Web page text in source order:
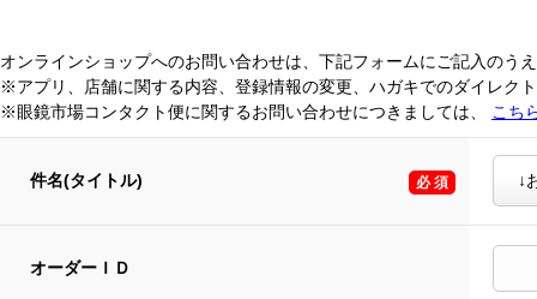
オンラインショップへのお問い合わせは、下記フォームにご記入のう
※アプリ、店舗に関する内容、登録情報の変更、ハガキでのダイレク
※眼鏡市場コンタクト便に関するお問い合わせにつきましては、
こち
件名(タイトル)
オーダーＩＤ